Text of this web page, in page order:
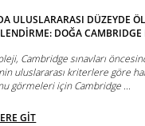
ULUSLARARASI DÜZEYDE
DOĞA CAMBRIDGE
Cambridge sınavları
uluslararası kriterlere göre
görmeleri için Cambridge ...
GİT